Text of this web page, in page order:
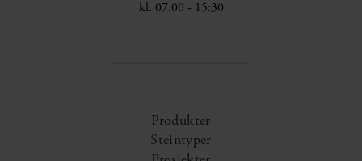
kl. 07.00 - 15:30
Produkter
Steintyper